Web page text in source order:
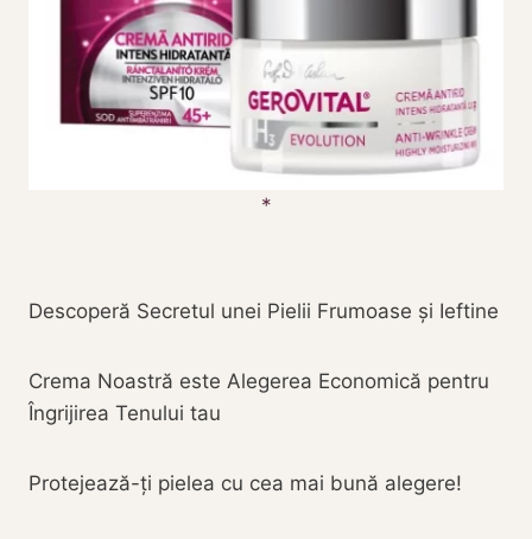
Descoperă Secretul unei Pielii Frumoase și Ieftine
Crema Noastră este Alegerea Economică pentru
Îngrijirea Tenului tau
Protejează-ți pielea cu cea mai bună alegere!